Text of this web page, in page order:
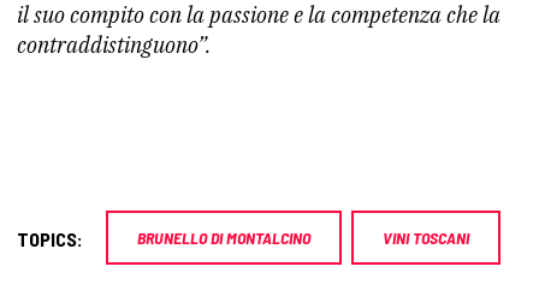
il suo compito con la passione e la competenza che la
contraddistinguono”.
TOPICS: BRUNELLO DI MONTALCINO VINI TOSCANI